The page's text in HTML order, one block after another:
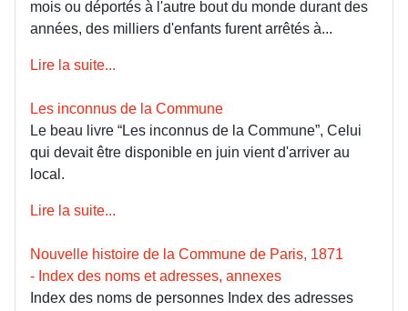
mois ou déportés à l'autre bout du monde durant des
années, des milliers d'enfants furent arrêtés à...
Lire la suite...
Les inconnus de la Commune
Le beau livre “Les inconnus de la Commune”, Celui
qui devait être disponible en juin vient d'arriver au
local.
Lire la suite...
Nouvelle histoire de la Commune de Paris, 1871
- Index des noms et adresses, annexes
Index des noms de personnes Index des adresses